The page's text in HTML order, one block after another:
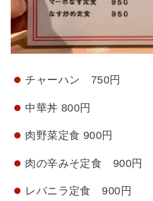
チャーハン 750円
中華丼 800円
肉野菜定食 900円
肉の辛みそ定食 900円
レバニラ定食 900円